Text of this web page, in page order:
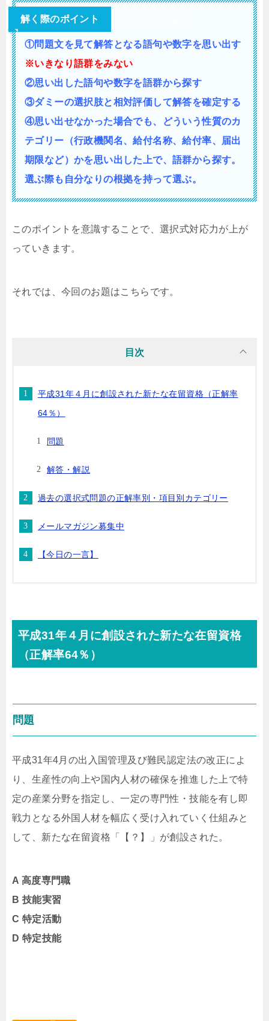
解く際のポイント
①問題文を見て解答となる語句や数字を思い出す
※いきなり語群をみない
②思い出した語句や数字を語群から探す
③ダミーの選択肢と相対評価して解答を確定する
④思い出せなかった場合でも、どういう性質のカ
テゴリー（行政機関名、給付名称、給付率、届出
期限など）かを思い出した上で、語群から探す。
選ぶ際も自分なりの根拠を持って選ぶ。
このポイントを意識することで、選択式対応力が上が
っていきます。
それでは、今回のお題はこちらです。
目次
平成31年４月に創設された新たな在留資格（正解率
64％）
問題
解答・解説
過去の選択式問題の正解率別・項目別カテゴリー
メールマガジン募集中
【今日の一言】
平成31年４月に創設された新たな在留資格
（正解率64％）
問題
平成31年4月の出入国管理及び難民認定法の改正によ
り、生産性の向上や国内人材の確保を推進した上で特
定の産業分野を指定し、一定の専門性・技能を有し即
戦力となる外国人材を幅広く受け入れていく仕組みと
して、新たな在留資格「【？】」が創設された。
A 高度専門職
B 技能実習
C 特定活動
D 特定技能